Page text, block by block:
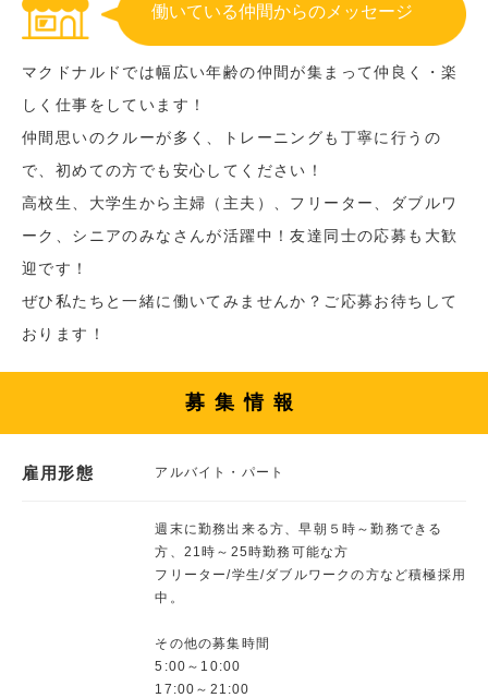
働いている仲間からのメッセージ
マクドナルドでは幅広い年齢の仲間が集まって仲良く・楽
しく仕事をしています！
仲間思いのクルーが多く、トレーニングも丁寧に行うの
で、初めての方でも安心してください！
高校生、大学生から主婦（主夫）、フリーター、ダブルワ
ーク、シニアのみなさんが活躍中！友達同士の応募も大歓
迎です！
ぜひ私たちと一緒に働いてみませんか？ご応募お待ちして
おります！
募集情報
雇用形態 アルバイト・パート
週末に勤務出来る方、早朝５時～勤務できる
方、21時～25時勤務可能な方
フリーター/学生/ダブルワークの方など積極採用
中。
その他の募集時間
5:00～10:00
17:00～21:00